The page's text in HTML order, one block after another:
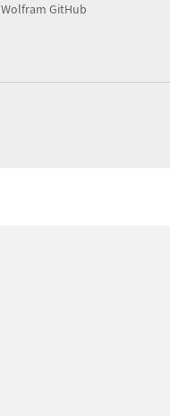
Wolfram GitHub